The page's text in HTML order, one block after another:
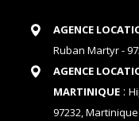
AGENCE
Ruban Martyr -
AGENCE
MARTINIQUE:
97232, Martinique